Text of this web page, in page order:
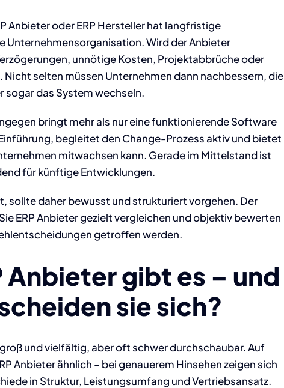
Anbieter oder ERP Hersteller hat langfristige
Unternehmensorganisation. Wird der Anbieter
unnötige Kosten, Projektabbrüche oder
selten müssen Unternehmen dann nachbessern, die
sogar das System wechseln.
bringt mehr als nur eine funktionierende Software
begleitet den Change-Prozess aktiv und bietet
mitwachsen kann. Gerade im Mittelstand ist
für künftige Entwicklungen.
sollte daher bewusst und strukturiert vorgehen. Der
ERP Anbieter gezielt vergleichen und objektiv bewerten
getroffen werden.
Anbietergibt es – und
sie sich?
und vielfältig, aber oft schwer durchschaubar. Auf
Anbieter ähnlich – bei genauerem Hinsehen zeigen sich
in Struktur, Leistungsumfang und Vertriebsansatz.